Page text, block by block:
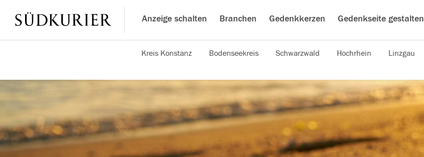
Anzeige schalten Branchen Gedenkkerzen Gedenkseite gestalten
Kreis Konstanz Bodenseekreis Schwarzwald Hochrhein Linzgau